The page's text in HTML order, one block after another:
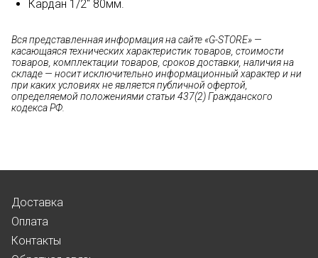
Кардан 1/2" 80мм.
Вся представленная информация на сайте «G-STORE» —
касающаяся технических характеристик товаров, стоимости
товаров, комплектации товаров, сроков доставки, наличия на
складе — носит исключительно информационный характер и ни
при каких условиях не является публичной офертой,
определяемой положениями статьи 437(2) Гражданского
кодекса РФ.
Доставка
Оплата
Контакты